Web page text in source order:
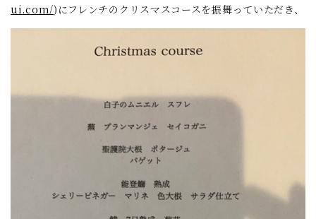
ui.com/)にフレンチのクリスマスコースを振舞っていただき、